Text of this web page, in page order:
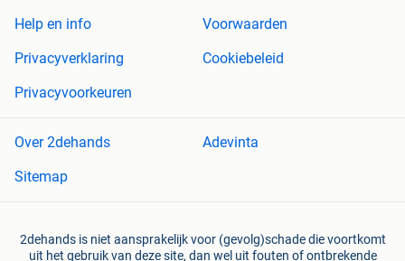
Help en info
Voorwaarden
Privacyverklaring
Cookiebeleid
Privacyvoorkeuren
Over 2dehands
Adevinta
Sitemap
2dehands is niet aansprakelijk voor (gevolg)schade die voortkomt
uit het gebruik van deze site, dan wel uit fouten of ontbrekende